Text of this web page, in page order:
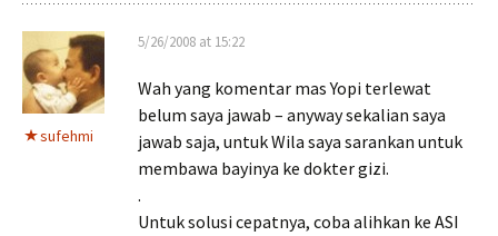
sufehmi
5/26/2008 at 15:22
Wah yang komentar mas Yopi terlewat
belum saya jawab – anyway sekalian saya
jawab saja, untuk Wila saya sarankan untuk
membawa bayinya ke dokter gizi.
.
Untuk solusi cepatnya, coba alihkan ke ASI